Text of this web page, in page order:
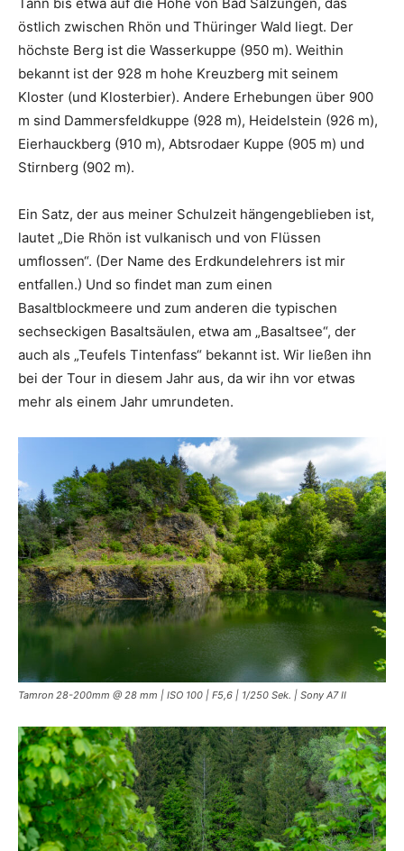
östlich zwischen Rhön und Thüringer Wald liegt. Der
höchste Berg ist die Wasserkuppe (950 m). Weithin
bekannt ist der 928 m hohe Kreuzberg mit seinem
Kloster (und Klosterbier). Andere Erhebungen über 900
m sind Dammersfeldkuppe (928 m), Heidelstein (926 m),
Eierhauckberg (910 m), Abtsrodaer Kuppe (905 m) und
Stirnberg (902 m).
Ein Satz, der aus meiner Schulzeit hängengeblieben ist,
lautet „Die Rhön ist vulkanisch und von Flüssen
umflossen“. (Der Name des Erdkundelehrers ist mir
entfallen.) Und so findet man zum einen
Basaltblockmeere und zum anderen die typischen
sechseckigen Basaltsäulen, etwa am „Basaltsee“, der
auch als „Teufels Tintenfass“ bekannt ist. Wir ließen ihn
bei der Tour in diesem Jahr aus, da wir ihn vor etwas
mehr als einem Jahr umrundeten.
Tamron 28-200mm @ 28 mm | ISO 100 | F5,6 | 1/250 Sek. | Sony A7 II